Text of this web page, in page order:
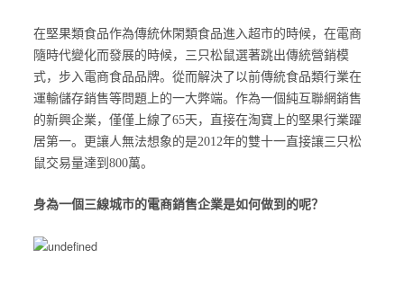
在堅果類食品作為傳統休閑類食品進入超市的時候，在電商
隨時代變化而發展的時候，三只松鼠選著跳出傳統營銷模
式，步入電商食品品牌。從而解決了以前傳統食品類行業在
運輸儲存銷售等問題上的一大弊端。作為一個純互聯網銷售
的新興企業，僅僅上線了65天，直接在淘寶上的堅果行業躍
居第一。更讓人無法想象的是2012年的雙十一直接讓三只松
鼠交易量達到800萬。
身為一個三線城市的電商銷售企業是如何做到的呢？